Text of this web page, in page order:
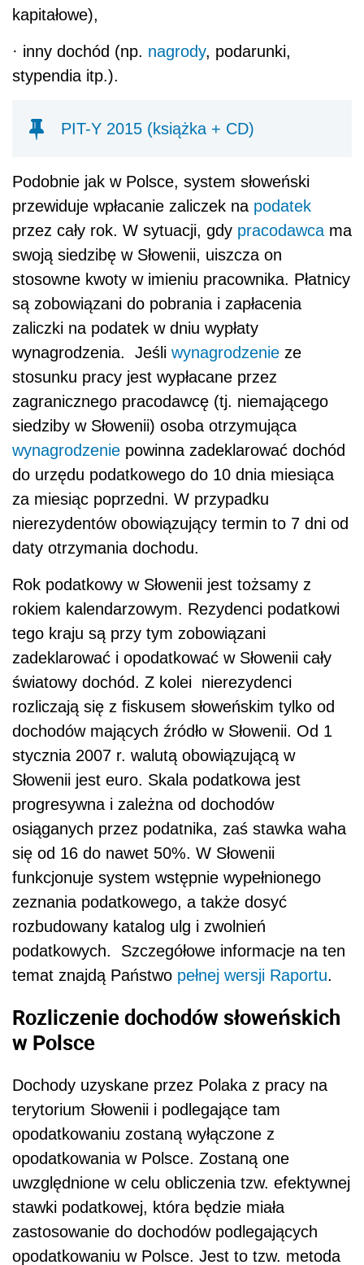
kapitałowe),
· inny dochód (np. nagrody, podarunki,
stypendia itp.).
PIT-Y 2015 (książka + CD)
Podobnie jak w Polsce, system słoweński
przewiduje wpłacanie zaliczek na podatek
przez cały rok. W sytuacji, gdy pracodawca ma
swoją siedzibę w Słowenii, uiszcza on
stosowne kwoty w imieniu pracownika. Płatnicy
są zobowiązani do pobrania i zapłacenia
zaliczki na podatek w dniu wypłaty
wynagrodzenia. Jeśli wynagrodzenie ze
stosunku pracy jest wypłacane przez
zagranicznego pracodawcę (tj. niemającego
siedziby w Słowenii) osoba otrzymująca
wynagrodzenie powinna zadeklarować dochód
do urzędu podatkowego do 10 dnia miesiąca
za miesiąc poprzedni. W przypadku
nierezydentów obowiązujący termin to 7 dni od
daty otrzymania dochodu.
Rok podatkowy w Słowenii jest tożsamy z
rokiem kalendarzowym. Rezydenci podatkowi
tego kraju są przy tym zobowiązani
zadeklarować i opodatkować w Słowenii cały
światowy dochód. Z kolei nierezydenci
rozliczają się z fiskusem słoweńskim tylko od
dochodów mających źródło w Słowenii. Od 1
stycznia 2007 r. walutą obowiązującą w
Słowenii jest euro. Skala podatkowa jest
progresywna i zależna od dochodów
osiąganych przez podatnika, zaś stawka waha
się od 16 do nawet 50%. W Słowenii
funkcjonuje system wstępnie wypełnionego
zeznania podatkowego, a także dosyć
rozbudowany katalog ulg i zwolnień
podatkowych. Szczegółowe informacje na ten
temat znajdą Państwo pełnej wersji Raportu.
Rozliczenie dochodów słoweńskich
w Polsce
Dochody uzyskane przez Polaka z pracy na
terytorium Słowenii i podlegające tam
opodatkowaniu zostaną wyłączone z
opodatkowania w Polsce. Zostaną one
uwzględnione w celu obliczenia tzw. efektywnej
stawki podatkowej, która będzie miała
zastosowanie do dochodów podlegających
opodatkowaniu w Polsce. Jest to tzw. metoda